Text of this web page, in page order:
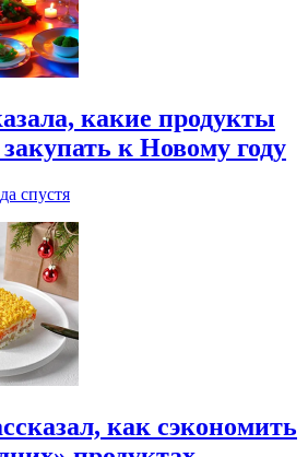
какие продукты
к Новому году
спустя
как сэкономить